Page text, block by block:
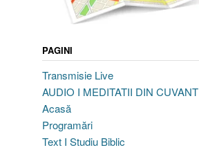
PAGINI
Transmisie Live
AUDIO I MEDITATII DIN CUVANT
Acasă
Programări
Text I Studiu Biblic